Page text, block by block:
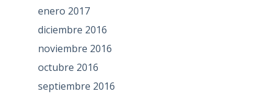
enero 2017
diciembre 2016
noviembre 2016
octubre 2016
septiembre 2016